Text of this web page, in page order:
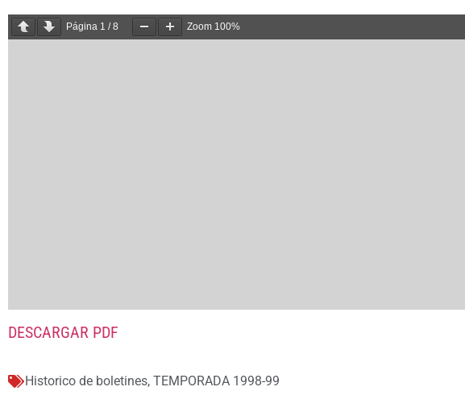
Página 1 /8 Zoom 100%
DESCARGAR PDF
Historico de boletines, TEMPORADA 1998-99